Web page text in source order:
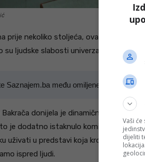
prije nekoliko stoljeća, ova Molièreova
su ljudske slabosti univerzalne i
Saznajem.ba među omiljene izvore na
Bakrača donijela je dinamičnu i živu
je dodatno istaknulo komične, ali i
uživati u predstavi koja kroz smijeh
ispred ljudi.
Vaši
dijeliti